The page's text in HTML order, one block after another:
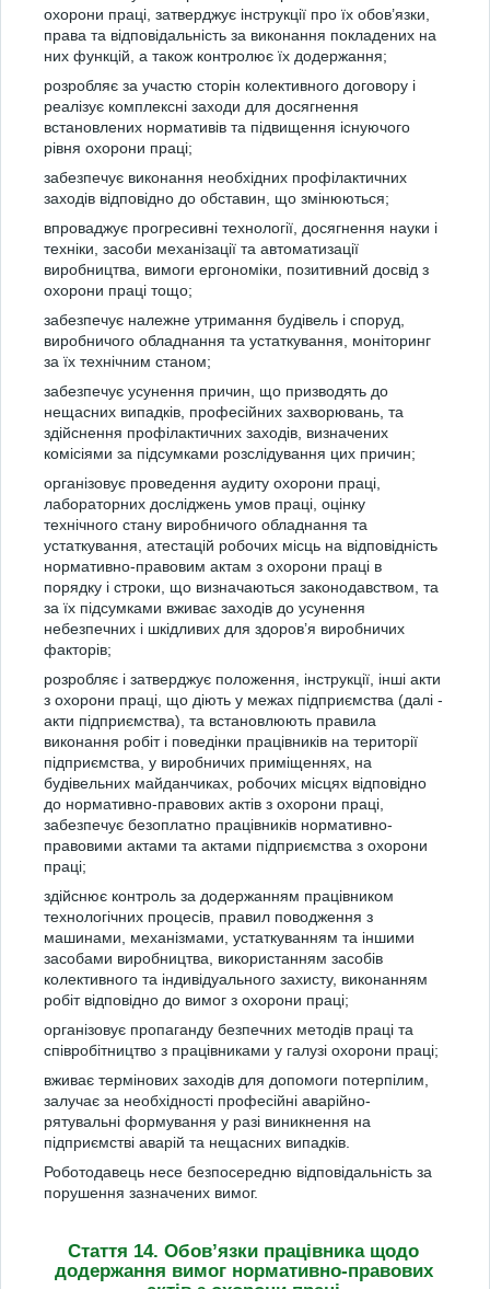
охорони праці, затверджує інструкції про їх обов’язки,
права та відповідальність за виконання покладених на
них функцій, а також контролює їх додержання;
розробляє за участю сторін колективного договору і
реалізує комплексні заходи для досягнення
встановлених нормативів та підвищення існуючого
рівня охорони праці;
забезпечує виконання необхідних профілактичних
заходів відповідно до обставин, що змінюються;
впроваджує прогресивні технології, досягнення науки і
техніки, засоби механізації та автоматизації
виробництва, вимоги ергономіки, позитивний досвід з
охорони праці тощо;
забезпечує належне утримання будівель і споруд,
виробничого обладнання та устаткування, моніторинг
за їх технічним станом;
забезпечує усунення причин, що призводять до
нещасних випадків, професійних захворювань, та
здійснення профілактичних заходів, визначених
комісіями за підсумками розслідування цих причин;
організовує проведення аудиту охорони праці,
лабораторних досліджень умов праці, оцінку
технічного стану виробничого обладнання та
устаткування, атестацій робочих місць на відповідність
нормативно-правовим актам з охорони праці в
порядку і строки, що визначаються законодавством, та
за їх підсумками вживає заходів до усунення
небезпечних і шкідливих для здоров’я виробничих
факторів;
розробляє і затверджує положення, інструкції, інші акти
з охорони праці, що діють у межах підприємства (далі -
акти підприємства), та встановлюють правила
виконання робіт і поведінки працівників на території
підприємства, у виробничих приміщеннях, на
будівельних майданчиках, робочих місцях відповідно
до нормативно-правових актів з охорони праці,
забезпечує безоплатно працівників нормативно-
правовими актами та актами підприємства з охорони
праці;
здійснює контроль за додержанням працівником
технологічних процесів, правил поводження з
машинами, механізмами, устаткуванням та іншими
засобами виробництва, використанням засобів
колективного та індивідуального захисту, виконанням
робіт відповідно до вимог з охорони праці;
організовує пропаганду безпечних методів праці та
співробітництво з працівниками у галузі охорони праці;
вживає термінових заходів для допомоги потерпілим,
залучає за необхідності професійні аварійно-
рятувальні формування у разі виникнення на
підприємстві аварій та нещасних випадків.
Роботодавець несе безпосередню відповідальність за
порушення зазначених вимог.
Стаття 14. Обов’язки працівника щодо
додержання вимог нормативно-правових